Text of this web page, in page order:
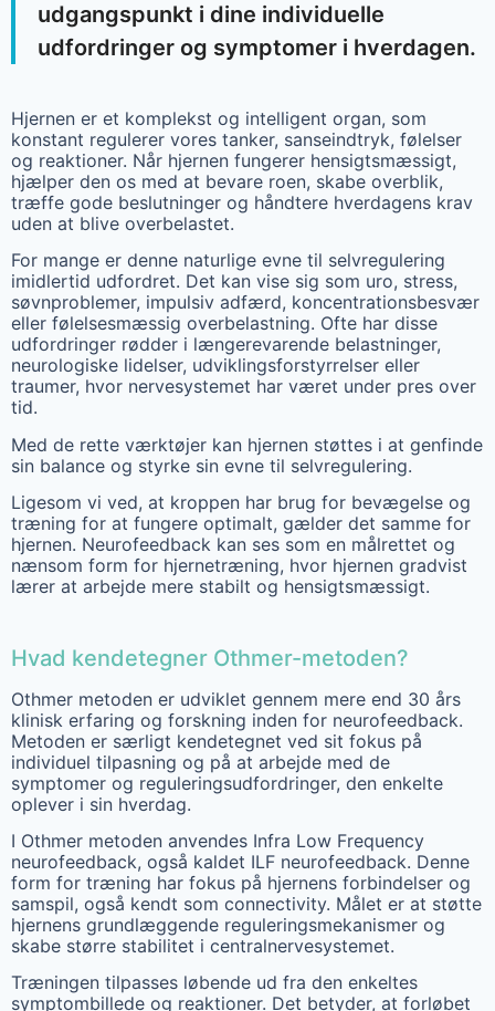
udgangspunkt i dine individuelle
udfordringer og symptomer i hverdagen.
Hjernen er et komplekst og intelligent organ, som
konstant regulerer vores tanker, sanseindtryk, følelser
og reaktioner. Når hjernen fungerer hensigtsmæssigt,
hjælper den os med at bevare roen, skabe overblik,
træffe gode beslutninger og håndtere hverdagens krav
uden at blive overbelastet.
For mange er denne naturlige evne til selvregulering
imidlertid udfordret. Det kan vise sig som uro, stress,
søvnproblemer, impulsiv adfærd, koncentrationsbesvær
eller følelsesmæssig overbelastning. Ofte har disse
udfordringer rødder i længerevarende belastninger,
neurologiske lidelser, udviklingsforstyrrelser eller
traumer, hvor nervesystemet har været under pres over
tid.
Med de rette værktøjer kan hjernen støttes i at genfinde
sin balance og styrke sin evne til selvregulering.
Ligesom vi ved, at kroppen har brug for bevægelse og
træning for at fungere optimalt, gælder det samme for
hjernen. Neurofeedback kan ses som en målrettet og
nænsom form for hjernetræning, hvor hjernen gradvist
lærer at arbejde mere stabilt og hensigtsmæssigt.
Hvad kendetegner Othmer-metoden?
Othmer metoden er udviklet gennem mere end 30 års
klinisk erfaring og forskning inden for neurofeedback.
Metoden er særligt kendetegnet ved sit fokus på
individuel tilpasning og på at arbejde med de
symptomer og reguleringsudfordringer, den enkelte
oplever i sin hverdag.
I Othmer metoden anvendes Infra Low Frequency
neurofeedback, også kaldet ILF neurofeedback. Denne
form for træning har fokus på hjernens forbindelser og
samspil, også kendt som connectivity. Målet er at støtte
hjernens grundlæggende reguleringsmekanismer og
skabe større stabilitet i centralnervesystemet.
Træningen tilpasses løbende ud fra den enkeltes
symptombillede og reaktioner. Det betyder, at forløbet